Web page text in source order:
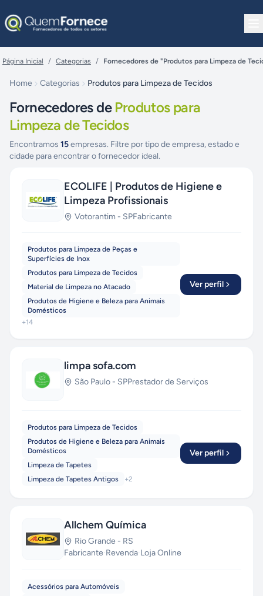
Página Inicial / Categorias / Fornecedores de "Produtos para Limpeza de
Home Categorias Produtos para Limpeza de Tecidos
Fornecedores de Produtos para
Limpeza de Tecidos
Encontramos 15empresas. Filtre por tipo de empresa, estado e
cidade para encontrar o fornecedor ideal.
ECOLIFE | Produtos de Higiene e
Limpeza Profissionais
Votorantim - SPFabricante
Produtos para Limpeza de Peças e
Superfícies de Inox
Produtos para Limpeza de Tecidos
Material de Limpeza no Atacado
Produtos de Higiene e Beleza para Animais
Domésticos
+14
Ver perfil
limpa sofa.com
São Paulo - SPPrestador de Serviços
Produtos para Limpeza de Tecidos
Produtos de Higiene e Beleza para Animais
Domésticos
Limpeza de Tapetes
Limpeza de Tapetes Antigos
+2
Ver perfil
Allchem Química
Rio Grande - RS
Fabricante·Revenda·Loja Online
Acessórios para Automóveis